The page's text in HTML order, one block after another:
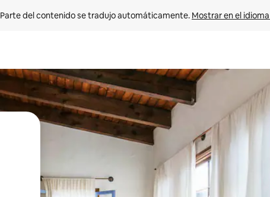
Parte del contenido se tradujo automáticamente. Mostrar en el